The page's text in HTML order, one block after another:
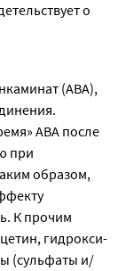
о
(АВА),
АВА после
при
образом,
К прочим
гидрокси-
(сульфаты и/